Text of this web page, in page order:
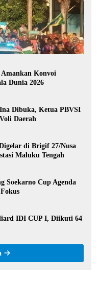
Amankan Konvoi
Dunia 2026
Dibuka, Ketua PBVSI
Daerah
di Brigif 27/Nusa
Maluku Tengah
Soekarno Cup Agenda
IDI CUP I, Diikuti 64